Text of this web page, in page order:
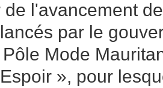
l'avancement de
par le
Mode
», pour